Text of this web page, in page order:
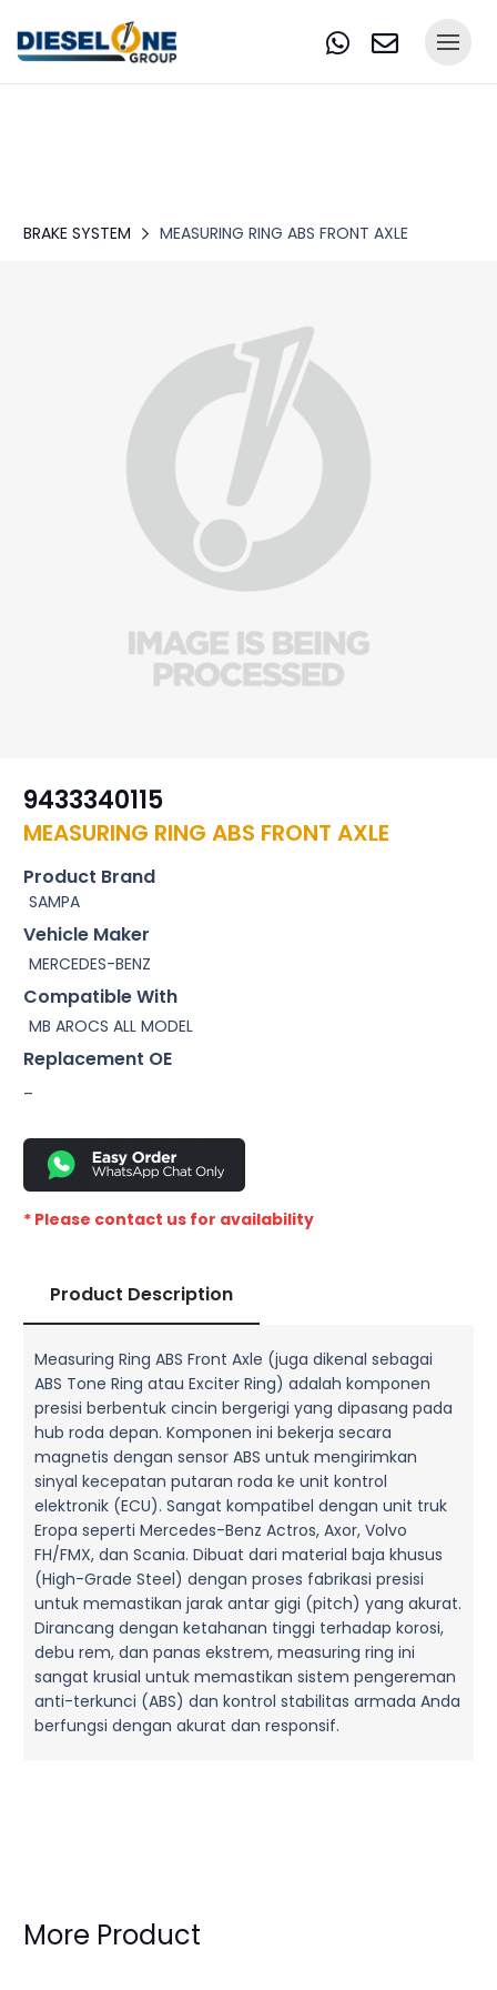
BRAKE SYSTEM MEASURING RING ABS FRONT AXLE
9433340115
MEASURING RING ABS FRONT AXLE
Product Brand
SAMPA
Vehicle Maker
MERCEDES-BENZ
Compatible With
MB AROCS ALL MODEL
Replacement OE
–
* Please contact us for availability
Product Description
Measuring Ring ABS Front Axle (juga dikenal sebagai
ABS Tone Ring atau Exciter Ring) adalah komponen
presisi berbentuk cincin bergerigi yang dipasang pada
hub roda depan. Komponen ini bekerja secara
magnetis dengan sensor ABS untuk mengirimkan
sinyal kecepatan putaran roda ke unit kontrol
elektronik (ECU). Sangat kompatibel dengan unit truk
Eropa seperti Mercedes-Benz Actros, Axor, Volvo
FH/FMX, dan Scania. Dibuat dari material baja khusus
(High-Grade Steel) dengan proses fabrikasi presisi
untuk memastikan jarak antar gigi (pitch) yang akurat.
Dirancang dengan ketahanan tinggi terhadap korosi,
debu rem, dan panas ekstrem, measuring ring ini
sangat krusial untuk memastikan sistem pengereman
anti-terkunci (ABS) dan kontrol stabilitas armada Anda
berfungsi dengan akurat dan responsif.
More Product